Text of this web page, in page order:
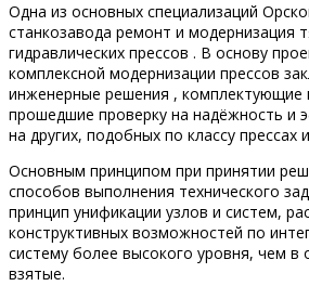
Одна из основных специализаций
станкозавода ремонт и модернизация
гидравлических прессов . В основу
комплексной модернизации прессов
инженерные решения , комплектующие
прошедшие проверку на надёжность и
на других, подобных по классу прессах
Основным принципом при принятии
способов выполнения технического
принцип унификации узлов и систем,
конструктивных возможностей по
систему более высокого уровня, чем в
взятые.